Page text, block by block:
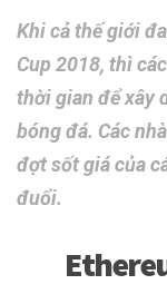
Khi cả thế giới
Cup 2018, thì
thời gian để xây
bóng đá. Các
đợt sốt giá của
đuổi.